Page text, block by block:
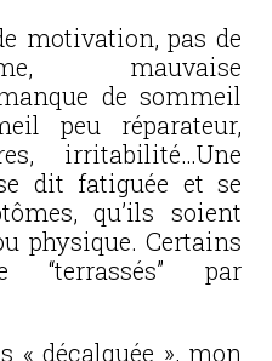
motivation, pas de
mauvaise
de sommeil
peu réparateur,
irritabilité…Une
dit fatiguée et se
qu’ils soient
physique. Certains
par
« décalquée », mon